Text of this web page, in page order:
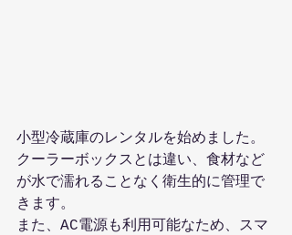
小型冷蔵庫のレンタルを始めました。
クーラーボックスとは違い、食材など
が水で濡れることなく衛生的に管理で
きます。
また、AC電源も利用可能なため、スマ